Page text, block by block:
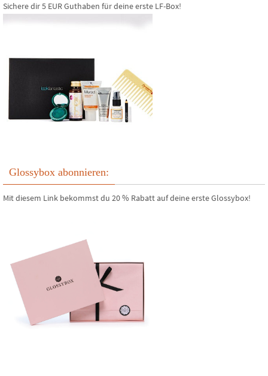
Sichere dir 5 EUR Guthaben für deine erste LF-Box!
Glossybox abonnieren:
Mit diesem Link bekommst du 20 % Rabatt auf deine erste Glossybox!